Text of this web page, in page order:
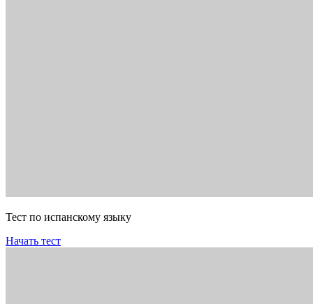
Тест по испанскому языку
Начать тест